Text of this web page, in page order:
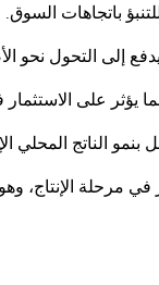
باتجاهات
إلى التحول نحو
على الاستثمار
الناتج المحلي
مرحلة